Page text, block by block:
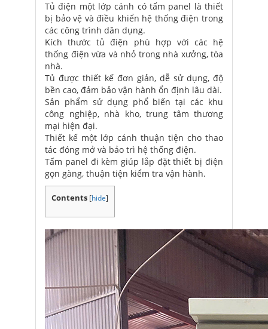
Tủ điện một lớp cánh có tấm panel là thiết
bị bảo vệ và điều khiển hệ thống điện trong
các công trình dân dụng.
Kích thước tủ điện phù hợp với các hệ
thống điện vừa và nhỏ trong nhà xưởng, tòa
nhà.
Tủ được thiết kế đơn giản, dễ sử dụng, độ
bền cao, đảm bảo vận hành ổn định lâu dài.
Sản phẩm sử dụng phổ biến tại các khu
công nghiệp, nhà kho, trung tâm thương
mại hiện đại.
Thiết kế một lớp cánh thuận tiện cho thao
tác đóng mở và bảo trì hệ thống điện.
Tấm panel đi kèm giúp lắp đặt thiết bị điện
gọn gàng, thuận tiện kiểm tra vận hành.
Contents [hide]